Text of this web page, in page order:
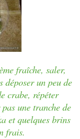
fraîche, saler,
déposer un peu de
crabe, répéter
une tranche de
et quelques brins
frais.